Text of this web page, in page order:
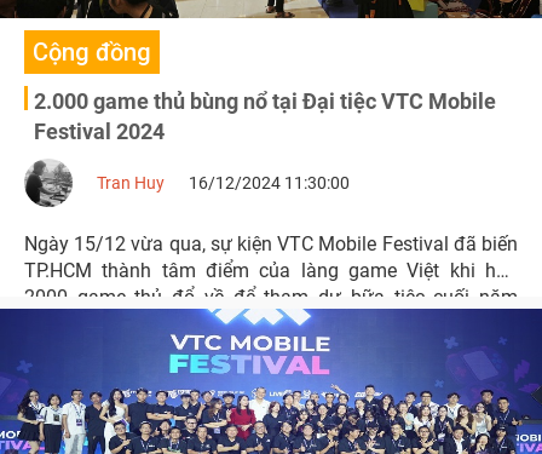
Cộng đồng
2.000 game thủ bùng nổ tại Đại tiệc VTC Mobile
Festival 2024
Tran Huy 16/12/2024 11:30:00
Ngày 15/12 vừa qua, sự kiện VTC Mobile Festival đã biến
TP.HCM thành tâm điểm của làng game Việt khi hơn
2000 game thủ đổ về để tham dự bữa tiệc cuối năm
hoành tráng. Với hàng loạt hoạt động sôi động, dàn
khách mời đình đám, sự kiện đã khiến tất cả những ai có
mặt phải "chảy" hết mình.